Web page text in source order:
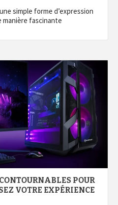
simple forme d’expression
fascinante
POUR
VOTRE EXPÉRIENCE